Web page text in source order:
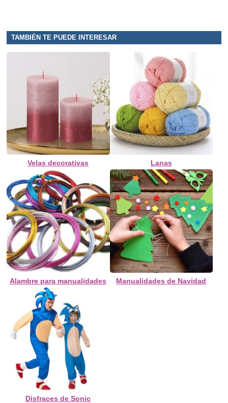
TAMBIÉN TE PUEDE INTERESAR
Velas decorativas Lanas
Alambre para manualidades Manualidades de Navidad
Disfraces de Sonic